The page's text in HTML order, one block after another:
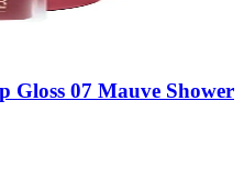
Gloss 07 Mauve Shower